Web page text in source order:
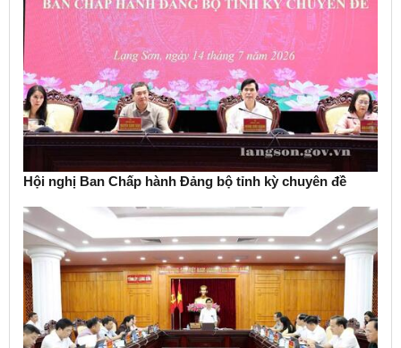
Hội nghị Ban Chấp hành Đảng bộ tỉnh kỳ chuyên đề